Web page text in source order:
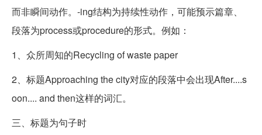
而非瞬间动作。-ing结构为持续性动作，可能预示篇章、
段落为process或procedure的形式。例如：
1、众所周知的Recycling of waste paper
2、标题Approaching the city对应的段落中会出现After....s
oon.... and then这样的词汇。
三、标题为句子时